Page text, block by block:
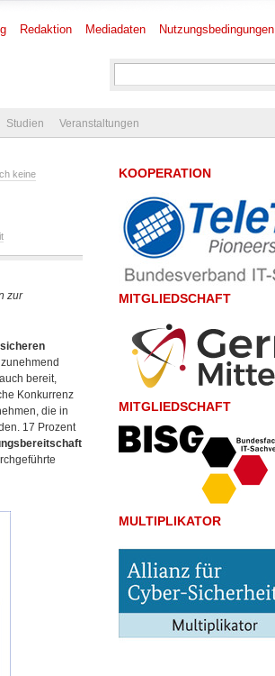
Redaktion Mediadaten Nutzungsbedingungen
Studien Veranstaltungen
keine
zur
bereit,
Konkurrenz
die in
17 Prozent
KOOPERATION
MITGLIEDSCHAFT
MITGLIEDSCHAFT
MULTIPLIKATOR